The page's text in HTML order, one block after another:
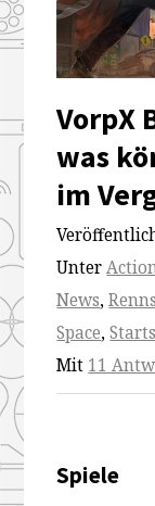
koennen-
die-
3d-
im-
die-
3d-
treiber-
im-
VorpX
was
im
Unter
News,
Space,
Mit 11
Spiele